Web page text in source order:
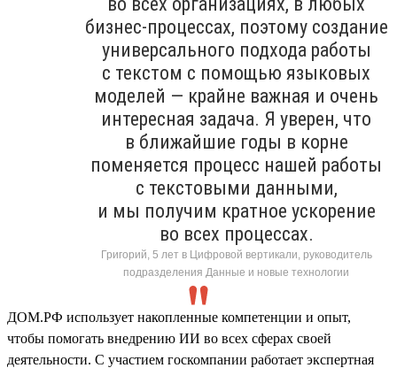
бизнес-процессах, поэтому создание
универсального подхода работы
с текстом с помощью языковых
моделей — крайне важная и очень
интересная задача. Я уверен, что
в ближайшие годы в корне
поменяется процесс нашей работы
с текстовыми данными,
и мы получим кратное ускорение
во всех процессах.
Григорий, 5 лет в Цифровой вертикали, руководитель
подразделения Данные и новые технологии
ДОМ.РФ использует накопленные компетенции и опыт,
чтобы помогать внедрению ИИ во всех сферах своей
деятельности. С участием госкомпании работает экспертная